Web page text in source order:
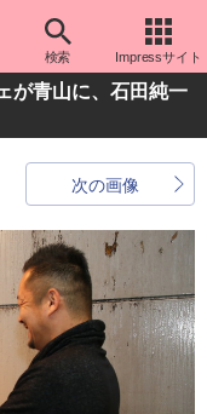
検索 Impressサイト
が青山に、石田純一
次の画像